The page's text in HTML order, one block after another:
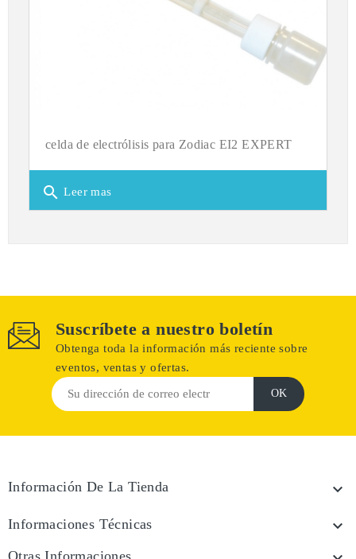
celda de electrólisis para Zodiac EI2 EXPERT
search Leer mas
Suscríbete a nuestro boletín
Obtenga toda la información más reciente sobre
eventos, ventas y ofertas.
Información De La Tienda 
Informaciones Técnicas 
Otras Informaciones